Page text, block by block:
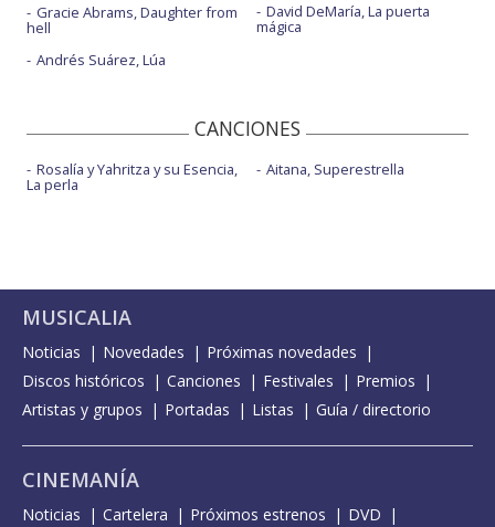
Gracie Abrams, Daughter from
hell
Andrés Suárez, Lúa
David DeMaría, La puerta
mágica
CANCIONES
Rosalía y Yahritza y su Esencia,
La perla
Aitana, Superestrella
MUSICALIA
Noticias Novedades
Próximas novedades
Discos históricos
Canciones Festivales
Premios
Artistas y grupos
Portadas Listas Guía / directorio
CINEMANÍA
Noticias Cartelera Próximos estrenos
DVD